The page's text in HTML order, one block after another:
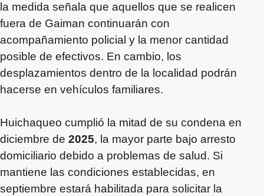
la medida señala que aquellos que se realicen
fuera de Gaiman continuarán con
acompañamiento policial y la menor cantidad
posible de efectivos. En cambio, los
desplazamientos dentro de la localidad podrán
hacerse en vehículos familiares.
Huichaqueo cumplió la mitad de su condena en
diciembre de 2025, la mayor parte bajo arresto
domiciliario debido a problemas de salud. Si
mantiene las condiciones establecidas, en
septiembre estará habilitada para solicitar la